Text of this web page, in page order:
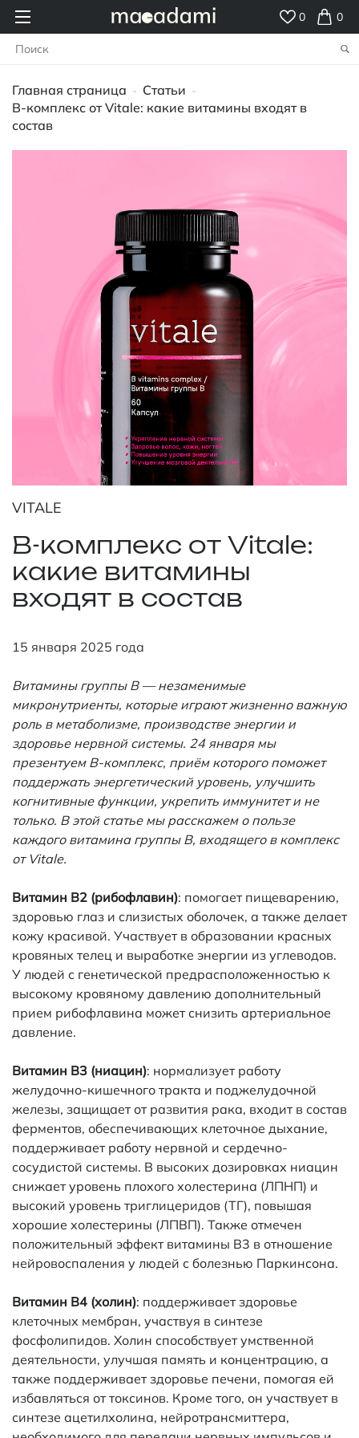
0 0
Главная страница - Статьи -
B-комплекс от Vitale: какие витамины входят в
состав
VITALE
B-комплекс от Vitale:
какие витамины
входят в состав
15 января 2025 года
Витамины группы В — незаменимые
микронутриенты, которые играют жизненно важную
роль в метаболизме, производстве энергии и
здоровье нервной системы. 24 января мы
презентуем B-комплекс, приём которого поможет
поддержать энергетический уровень, улучшить
когнитивные функции, укрепить иммунитет и не
только. В этой статье мы расскажем о пользе
каждого витамина группы B, входящего в комплекс
от Vitale.
Витамин B2 (рибофлавин): помогает пищеварению,
здоровью глаз и слизистых оболочек, а также делает
кожу красивой. Участвует в образовании красных
кровяных телец и выработке энергии из углеводов.
У людей с генетической предрасположенностью к
высокому кровяному давлению дополнительный
прием рибофлавина может снизить артериальное
давление.
Витамин B3 (ниацин): нормализует работу
желудочно-кишечного тракта и поджелудочной
железы, защищает от развития рака, входит в состав
ферментов, обеспечивающих клеточное дыхание,
поддерживает работу нервной и сердечно-
сосудистой системы. В высоких дозировках ниацин
снижает уровень плохого холестерина (ЛПНП) и
высокий уровень триглицеридов (ТГ), повышая
хорошие холестерины (ЛПВП). Также отмечен
положительный эффект витамины В3 в отношение
нейровоспаления у людей с болезнью Паркинсона.
Витамин B4 (холин): поддерживает здоровье
клеточных мембран, участвуя в синтезе
фосфолипидов. Холин способствует умственной
деятельности, улучшая память и концентрацию, а
также поддерживает здоровье печени, помогая ей
избавляться от токсинов. Кроме того, он участвует в
синтезе ацетилхолина, нейротрансмиттера,